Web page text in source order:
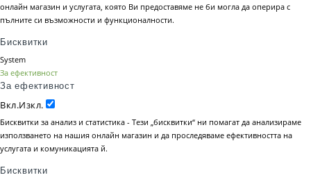
онлайн магазин и услугата, която Ви предоставяме не би могла да оперира с
пълните си възможности и функционалности.
Бисквитки
System
За ефективност
За ефективност
Вкл.Изкл.
Бисквитки за анализ и статистика - Тези „бисквитки“ ни помагат да анализираме
използването на нашия онлайн магазин и да проследяваме ефективността на
услугата и комуникацията й.
Бисквитки